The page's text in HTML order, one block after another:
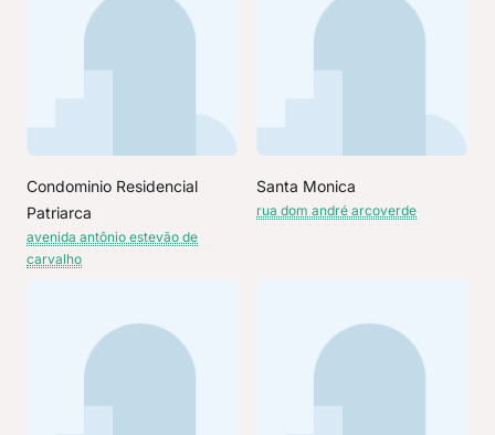
Condominio Residencial
Patriarca
avenida antônio estevão de
carvalho
Santa Monica
rua dom andré arcoverde